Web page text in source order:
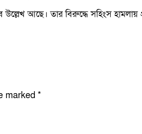
আছে। তার বিরুদ্ধে সহিংস
marked *